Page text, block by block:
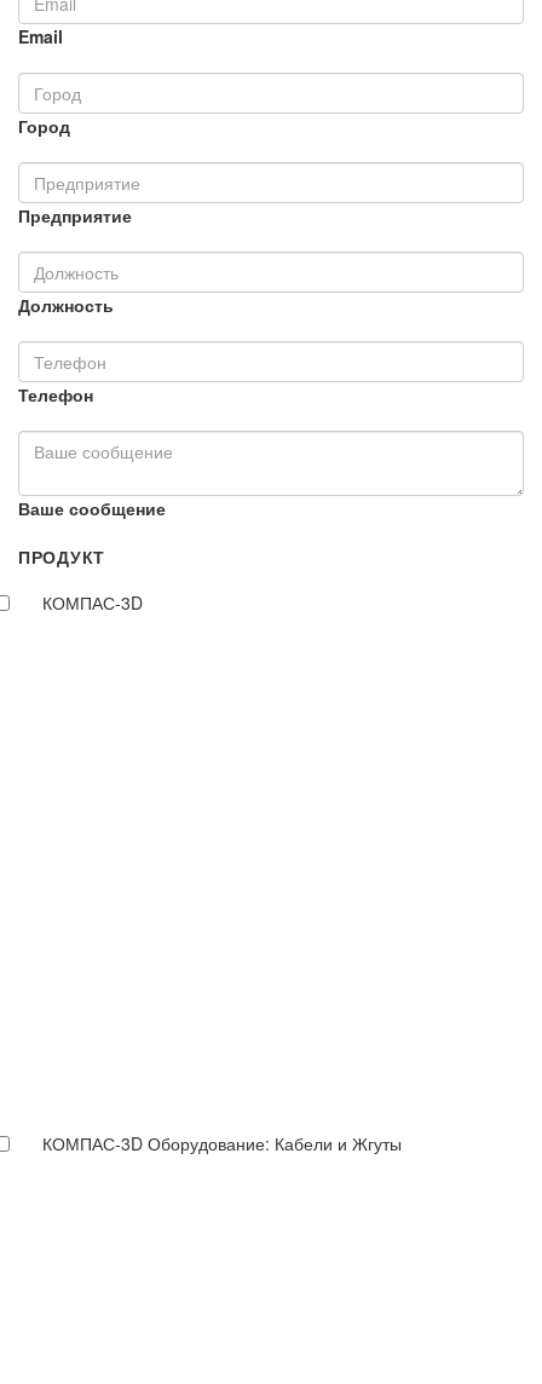
Email
Город
Предприятие
Должность
Телефон
Ваше сообщение
ПРОДУКТ
КОМПАС-3D
КОМПАС-3D Оборудование: Кабели и Жгуты